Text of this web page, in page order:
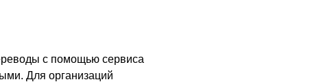
с помощью сервиса
Для организаций